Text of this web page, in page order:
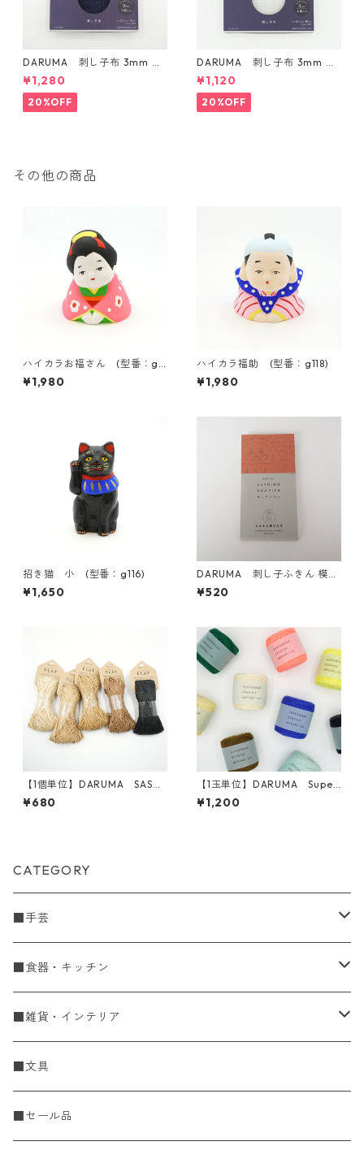
DARUMA 刺し子布 3mm 方
眼ガイドタイプ Col.3 紺
¥1,280
20%OFF
DARUMA 刺し子布 3mm 方
眼ガイドタイプ Col.1 白
¥1,120
20%OFF
その他の商品
ハイカラお福さん (型番：g11
9)
¥1,980
ハイカラ福助 (型番：g118)
¥1,980
招き猫 小 (型番：g116)
¥1,650
DARUMA 刺し子ふきん 模様
刺し（DARUMAオリジナル
柄）1056(白) だるまと霞つ
¥520
【1個単位】DARUMA SASA
WASHI FLAT
¥680
【1玉単位】DARUMA Super
wash Spanish Merino(スーパ
ーウォッシュスパニッシュメ
¥1,200
CATEGORY
■手芸
手編糸
Spring & Summer
Fall & Winter
刺し子・こぎん
刺し子糸
刺し子ふきん・刺し子布
KIT
ニットツール
■食器・キッチン
食器
豆皿・小皿
中皿
調理道具
かや織ふきん
■雑貨・インテリア
収納雑貨
小物・置物・民芸品
■文具
■セール品